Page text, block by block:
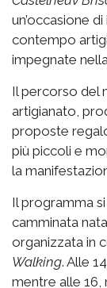
un’occasione
contempo
impegnate
Il percorso del
artigianato,
proposte
più piccoli e
la
Il programma
camminata
organizzata in
Walking. Alle
mentre alle 16,